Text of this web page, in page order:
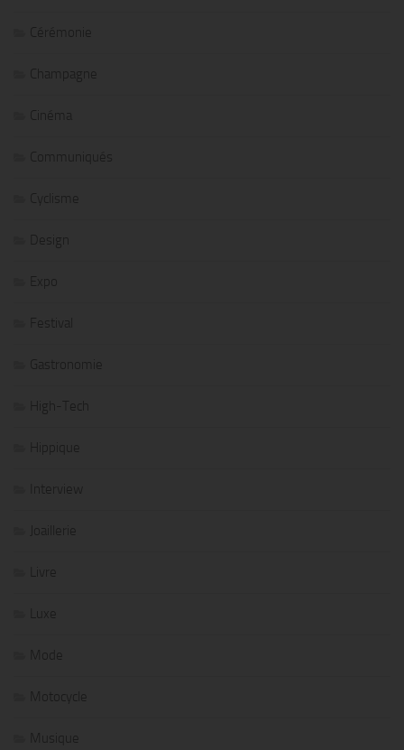
Cérémonie
Champagne
Cinéma
Communiqués
Cyclisme
Design
Expo
Festival
Gastronomie
High-Tech
Hippique
Interview
Joaillerie
Livre
Luxe
Mode
Motocycle
Musique